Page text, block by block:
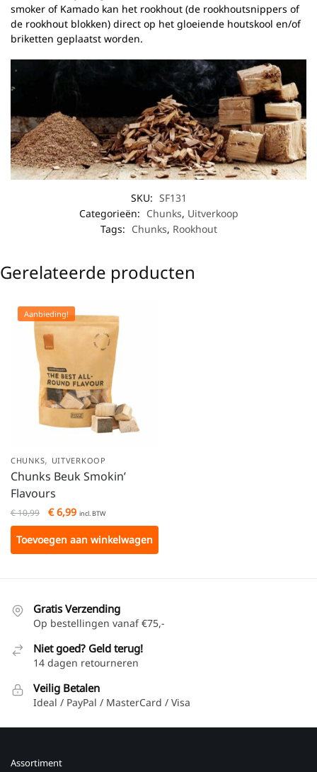
smoker of Kamado kan het rookhout (de rookhoutsnippers of
de rookhout blokken) direct op het gloeiende houtskool en/of
briketten geplaatst worden.
SKU: SF131
Categorieën: Chunks, Uitverkoop
Tags: Chunks, Rookhout
Gerelateerde producten
Aanbieding!
CHUNKS, UITVERKOOP
Chunks Beuk Smokin’
Flavours
€10,99 €6,99 incl. BTW
Toevoegen aan winkelwagen
Gratis Verzending
Op bestellingen vanaf €75,-
Niet goed? Geld terug!
14 dagen retourneren
Veilig Betalen
Ideal / PayPal / MasterCard / Visa
Assortiment